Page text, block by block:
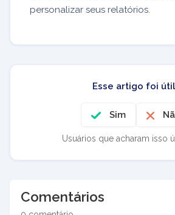
personalizar seus relatórios.
Esse artigo foi
Sim
Usuários que acharam isso
Comentários